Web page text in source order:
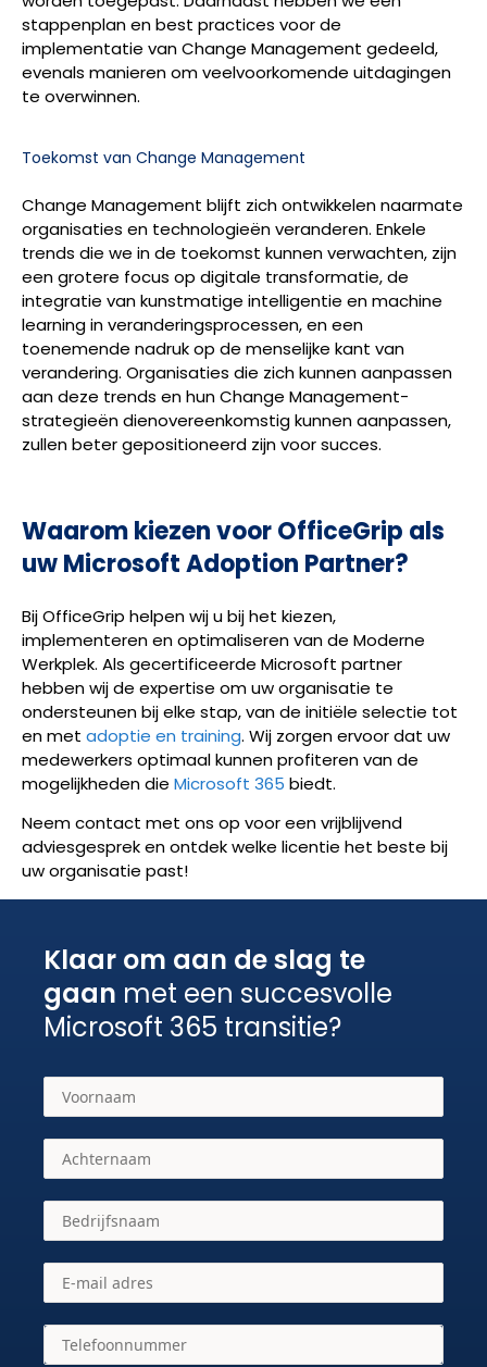
stappenplan en best practices voor de
implementatie van Change Management gedeeld,
evenals manieren om veelvoorkomende uitdagingen
te overwinnen.
Toekomst van Change Management
Change Management blijft zich ontwikkelen naarmate
organisaties en technologieën veranderen. Enkele
trends die we in de toekomst kunnen verwachten, zijn
een grotere focus op digitale transformatie, de
integratie van kunstmatige intelligentie en machine
learning in veranderingsprocessen, en een
toenemende nadruk op de menselijke kant van
verandering. Organisaties die zich kunnen aanpassen
aan deze trends en hun Change Management-
strategieën dienovereenkomstig kunnen aanpassen,
zullen beter gepositioneerd zijn voor succes.
Waarom kiezen voor OfficeGrip als
uw Microsoft Adoption Partner?
Bij OfficeGrip helpen wij u bij het kiezen,
implementeren en optimaliseren van de Moderne
Werkplek. Als gecertificeerde Microsoft partner
hebben wij de expertise om uw organisatie te
ondersteunen bij elke stap, van de initiële selectie tot
en met adoptie en training. Wij zorgen ervoor dat uw
medewerkers optimaal kunnen profiteren van de
mogelijkheden die Microsoft 365 biedt.
Neem contact met ons op voor een vrijblijvend
adviesgesprek en ontdek welke licentie het beste bij
uw organisatie past!
Klaar om aan de slag te
gaan met een succesvolle
Microsoft 365 transitie?